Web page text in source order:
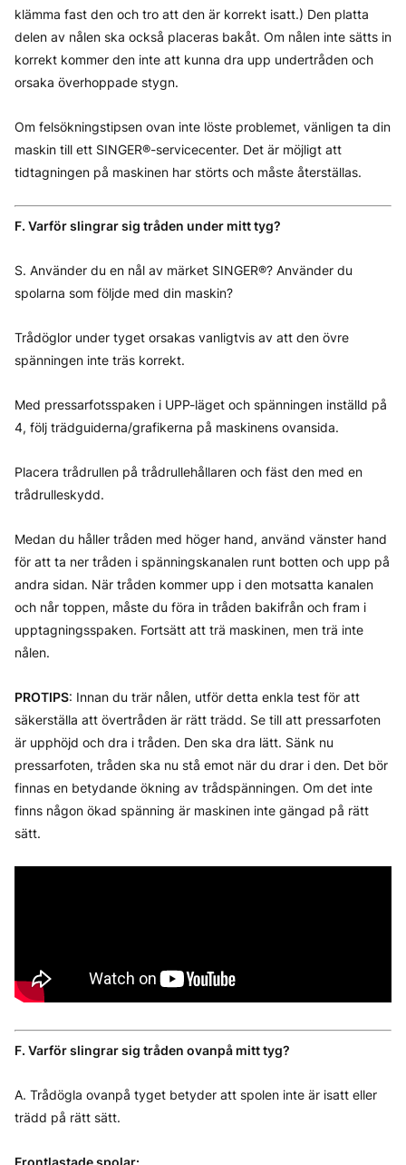
klämma fast den och tro att den är korrekt isatt.) Den platta
delen av nålen ska också placeras bakåt. Om nålen inte sätts in
korrekt kommer den inte att kunna dra upp undertråden och
orsaka överhoppade stygn.
Om felsökningstipsen ovan inte löste problemet, vänligen ta din
maskin till ett SINGER®-servicecenter. Det är möjligt att
tidtagningen på maskinen har störts och måste återställas.
F. Varför slingrar sig tråden under mitt tyg?
S. Använder du en nål av märket SINGER®? Använder du
spolarna som följde med din maskin?
Trådöglor under tyget orsakas vanligtvis av att den övre
spänningen inte träs korrekt.
Med pressarfotsspaken i UPP-läget och spänningen inställd på
4, följ trädguiderna/grafikerna på maskinens ovansida.
Placera trådrullen på trådrullehållaren och fäst den med en
trådrulleskydd.
Medan du håller tråden med höger hand, använd vänster hand
för att ta ner tråden i spänningskanalen runt botten och upp på
andra sidan. När tråden kommer upp i den motsatta kanalen
och når toppen, måste du föra in tråden bakifrån och fram i
upptagningsspaken. Fortsätt att trä maskinen, men trä inte
nålen.
PROTIPS: Innan du trär nålen, utför detta enkla test för att
säkerställa att övertråden är rätt trädd. Se till att pressarfoten
är upphöjd och dra i tråden. Den ska dra lätt. Sänk nu
pressarfoten, tråden ska nu stå emot när du drar i den. Det bör
finnas en betydande ökning av trådspänningen. Om det inte
finns någon ökad spänning är maskinen inte gängad på rätt
sätt.
F. Varför slingrar sig tråden ovanpå mitt tyg?
A. Trådögla ovanpå tyget betyder att spolen inte är isatt eller
trädd på rätt sätt.
Frontlastade spolar: